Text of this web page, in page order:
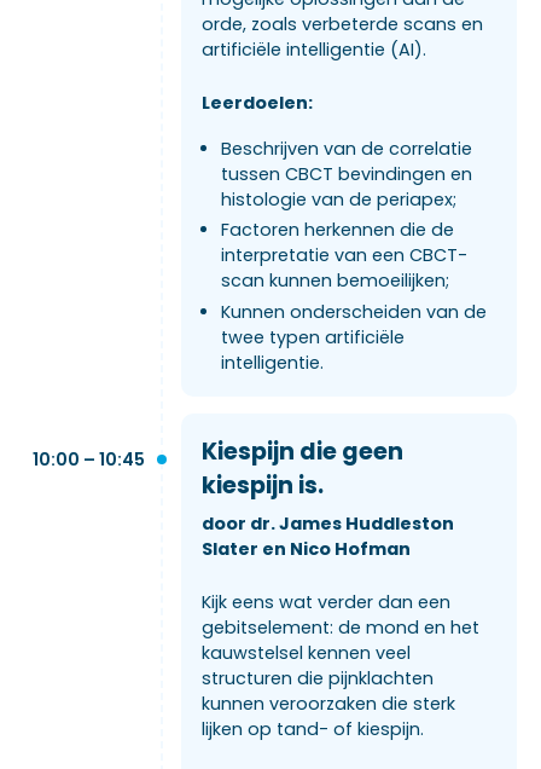
orde, zoals verbeterde scans en
artificiële intelligentie (AI).
Leerdoelen:
Beschrijven van de correlatie
tussen CBCT bevindingen en
histologie van de periapex;
Factoren herkennen die de
interpretatie van een CBCT-
scan kunnen bemoeilijken;
Kunnen onderscheiden van de
twee typen artificiële
intelligentie.
10:00 – 10:45
Kiespijn die geen
kiespijn is.
door dr. James Huddleston
Slater en Nico Hofman
Kijk eens wat verder dan een
gebitselement: de mond en het
kauwstelsel kennen veel
structuren die pijnklachten
kunnen veroorzaken die sterk
lijken op tand- of kiespijn.